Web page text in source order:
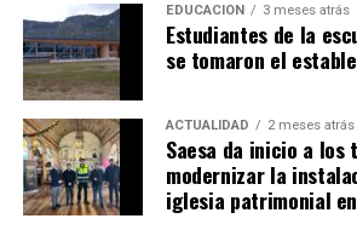
EDUCACIÓN 3 meses atrás
Estudiantes de la
se tomaron el
ACTUALIDAD 2 meses atrás
Saesa da inicio a los
modernizar la
iglesia patrimonial